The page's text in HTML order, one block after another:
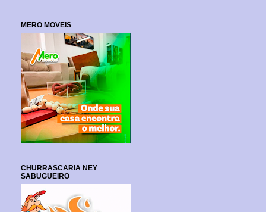
MERO MOVEIS
CHURRASCARIA NEY
SABUGUEIRO